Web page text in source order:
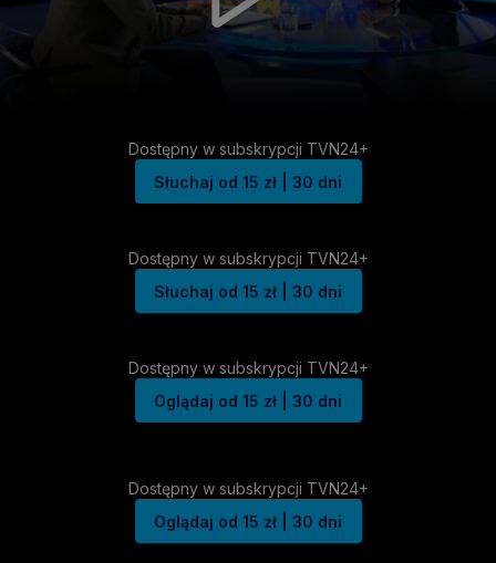
Dostępny w subskrypcji TVN24+
Słuchaj od 15 zł | 30 dni
Dostępny w subskrypcji TVN24+
Słuchaj od 15 zł | 30 dni
Dostępny w subskrypcji TVN24+
Oglądaj od 15 zł | 30 dni
Dostępny w subskrypcji TVN24+
Oglądaj od 15 zł | 30 dni